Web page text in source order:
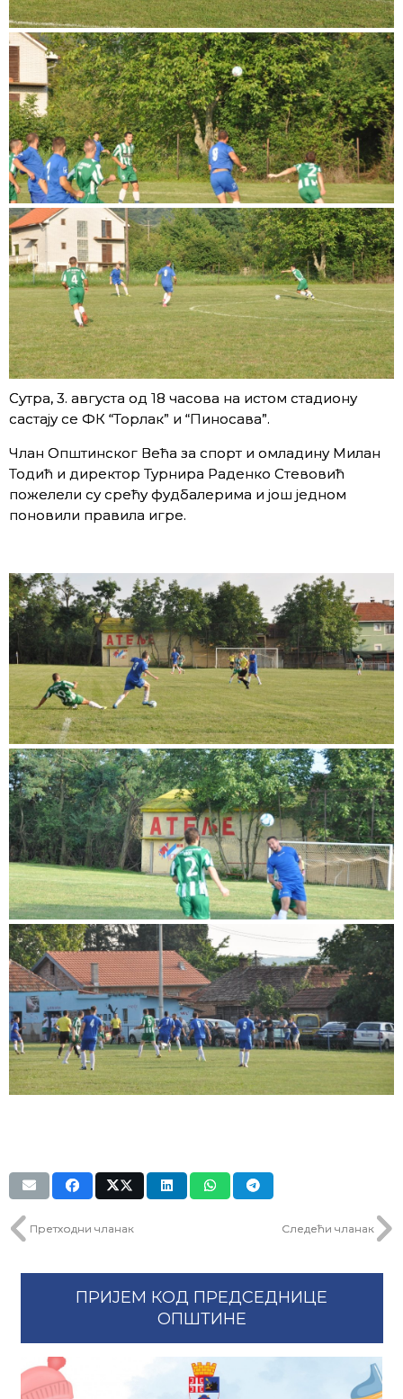
Сутра, 3. августа од 18 часова на истом стадиону
састају се ФК “Торлак” и “Пиносава”.
Члан Општинског Већа за спорт и омладину Милан
Тодић и директор Турнира Раденко Стевовић
пожелели су срећу фудбалерима и још једном
поновили правила игре.
Претходни чланак Следећи чланак
ПРИЈЕМ КОД ПРЕДСЕДНИЦЕ
ОПШТИНЕ